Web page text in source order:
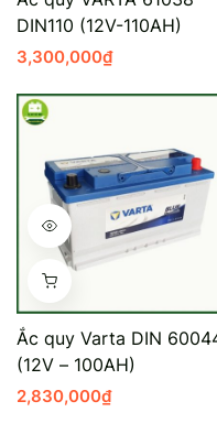
DIN110 (12V-110AH)
3,300,000₫
Ắc quy Varta DIN
(12V – 100AH)
2,830,000₫